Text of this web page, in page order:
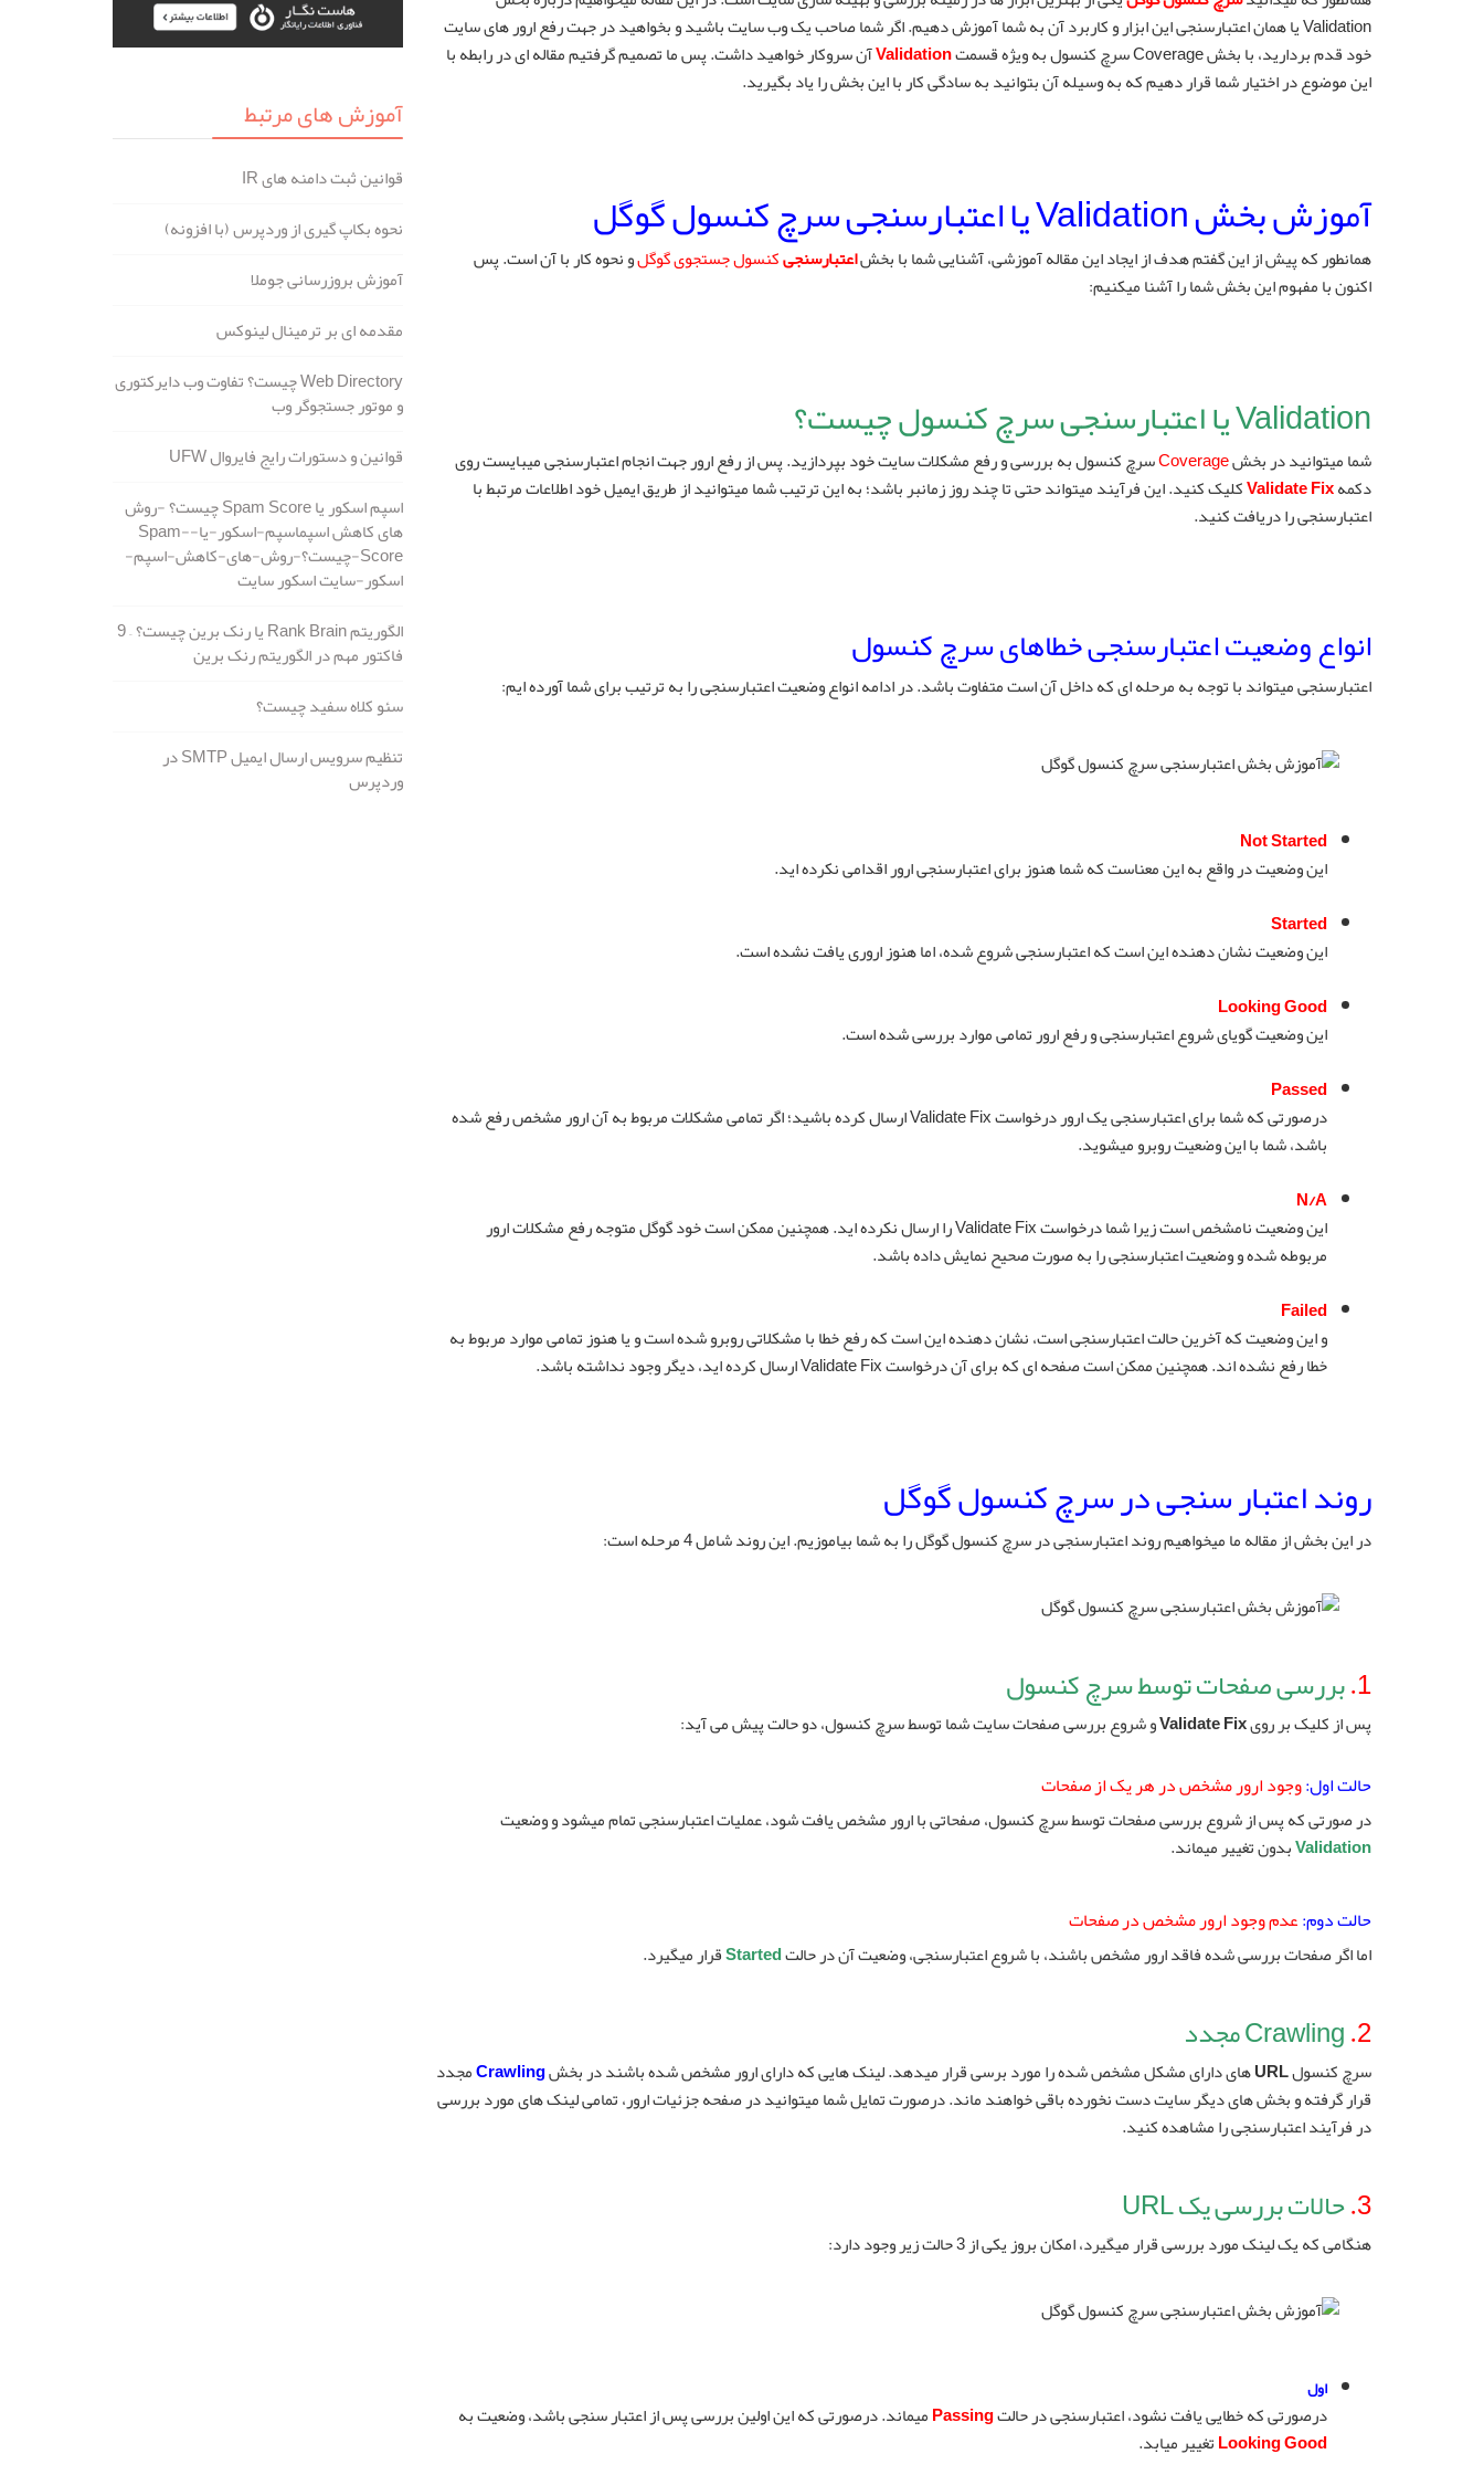
Validation یا همان اعتبارسنجی این ابزار و کاربرد آن به شما آموزش دهیم. اگر شما صاحب یک وب سایت باشید و بخواهید در جهت رفع ارور های سایت
خود قدم بردارید، با بخش Coverage سرچ کنسول به ویژه قسمت
Validationآن سروکار خواهید داشت. پس ما تصمیم گرفتیم مقاله ای در رابطه با
این موضوع در اختیار شما قرار دهیم که به وسیله آن بتوانید به سادگی کار با این بخش را یاد بگیرید.
آموزش بخش Validation یا اعتبارسنجی سرچ کنسول گوگل
همانطور که پیش از این گفتم هدف از ایجاد این مقاله آموزشی، آشنایی شما با بخشاعتبارسنجیکنسول جستجوی گوگلو نحوه کار با آن است. پس
اکنون با مفهوم این بخش شما را آشنا میکنیم:
Validation یا اعتبارسنجی سرچ کنسول چیست؟
شما میتوانید در بخشCoverageسرچ کنسول به بررسی و رفع مشکلات سایت خود بپردازید. پس از رفع ارور جهت انجام اعتبارسنجی میبایست روی
دکمهValidate Fixکلیک کنید. این فرآیند میتواند حتی تا چند روز زمانبر باشد؛ به این ترتیب شما میتوانید از طریق ایمیل خود اطلاعات مرتبط با
اعتبارسنجی را دریافت کنید.
انواع وضعیت اعتبارسنجی خطاهای سرچ کنسول
اعتبارسنجی میتواند با توجه به مرحله ای که داخل آن است متفاوت باشد. در ادامه انواع وضعیت اعتبارسنجی را به ترتیب برای شما آورده ایم:
Not Started
این وضعیت در واقع به این معناست که شما هنوز برای اعتبارسنجی ارور اقدامی نکرده اید.
Started
این وضعیت نشان دهنده این است که اعتبارسنجی شروع شده، اما هنوز اروری یافت نشده است.
Looking Good
این وضعیت گویای شروع اعتبارسنجی و رفع ارور تمامی موارد بررسی شده است.
Passed
درصورتی که شما برای اعتبارسنجی یک ارور درخواست Validate Fix ارسال کرده باشید؛ اگر تمامی مشکلات مربوط به آن ارور مشخص رفع شده
باشد، شما با این وضعیت روبرو میشوید.
N/A
این وضعیت نامشخص است زیرا شما درخواست Validate Fix را ارسال نکرده اید. همچنین ممکن است خود گوگل متوجه رفع مشکلات ارور
مربوطه شده و وضعیت اعتبارسنجی را به صورت صحیح نمایش داده باشد.
Failed
و این وضعیت که آخرین حالت اعتبارسنجی است، نشان دهنده این است که رفع خطا با مشکلاتی روبرو شده است و یا هنوز تمامی موارد مربوط به
خطا رفع نشده اند. همچنین ممکن است صفحه ای که برای آن درخواست Validate Fix ارسال کرده اید، دیگر وجود نداشته باشد.
روند اعتبار سنجی در سرچ کنسول گوگل
در این بخش از مقاله ما میخواهیم روند اعتبارسنجی در سرچ کنسول گوگل را به شما بیاموزیم. این روند شامل 4 مرحله است:
1. بررسی صفحات توسط سرچ کنسول
پس از کلیک بر رویValidate Fixو شروع بررسی صفحات سایت شما توسط سرچ کنسول، دو حالت پیش می آید:
حالت اول:وجود ارور مشخص در هر یک از صفحات
در صورتی که پس از شروع بررسی صفحات توسط سرچ کنسول، صفحاتی با ارور مشخص یافت شود، عملیات اعتبارسنجی تمام میشود و وضعیت
Validationبدون تغییر میماند.
حالت دوم:عدم وجود ارور مشخص در صفحات
اما اگر صفحات بررسی شده فاقد ارور مشخص باشند، با شروع اعتبارسنجی، وضعیت آن در حالتStartedقرار میگیرد.
2.
سرچ کنسولURLهای دارای مشکل مشخص شده را مورد برسی قرار میدهد. لینک هایی که دارای ارور مشخص شده باشند در بخشCrawlingمجدد
قرار گرفته و بخش های دیگر سایت دست نخورده باقی خواهند ماند. درصورت تمایل شما میتوانید در صفحه جزئیات ارور، تمامی لینک های مورد بررسی
در فرآیند اعتبارسنجی را مشاهده کنید.
3. حالات بررسی یک URL
هنگامی که یک لینک مورد بررسی قرار میگیرد، امکان بروز یکی از 3 حالت زیر وجود دارد:
اول
درصورتی که خطایی یافت نشود، اعتبارسنجی در حالتPassingمیماند. درصورتی که این اولین بررسی پس از اعتبار سنجی باشد، وضعیت به
Looking Goodتغییر میابد.
آموزش های مرتبط
قوانین ثبت دامنه های IR
نحوه بکاپ گیری از وردپرس (با افزونه)
آموزش بروزرسانی جوملا
مقدمه ای بر ترمینال لینوکس
Web Directory چیست؟ تفاوت وب دایرکتوری
و موتور جستجوگر وب
قوانین و دستورات رایج فایروال UFW
اسپم اسکور یا Spam Score چیست؟ -روش
های کاهش اسپماسپم-اسکور-یا-Spam-
Score-چیست؟-روش-های-کاهش-اسپم-
اسکور-سایت اسکور سایت
الگوریتم Rank Brain یا رنک برین چیست؟ – 9
فاکتور مهم در الگوریتم رنک برین
سئو کلاه سفید چیست؟
تنظیم سرویس ارسال ایمیل SMTP در
وردپرس